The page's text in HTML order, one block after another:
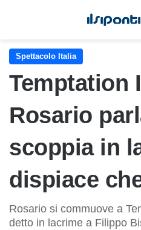
Spettacolo Italia
Temptation
Rosario
scoppia in
dispiace
Rosario si commuove a
detto in lacrime a Filippo